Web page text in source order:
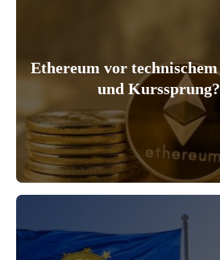
Ethereum vor
und Kurssprung?